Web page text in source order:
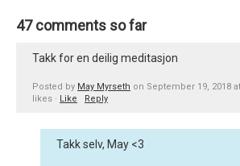
47 comments so far
Takk for en deilig meditasjon
Posted by May Myrseth on September 19, 2018
likes · Like Reply
Takk selv, May <3